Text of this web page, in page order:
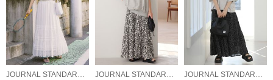
JOURNAL STANDARD relume LADYS
JOURNAL STANDARD relume LADYS
JOURNAL STANDARD relume LADYS